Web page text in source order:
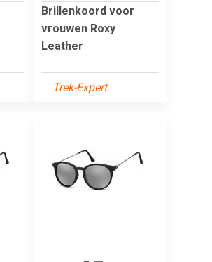
Brillenkoord voor
vrouwen Roxy
Leather
Trek-Expert